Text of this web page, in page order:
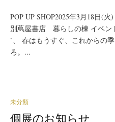
POP UP SHOP2025年3月18日(
別蔦屋書店 暮らしの棟 イベン
`、 春はもうすぐ、これからの
ろ。...
未分類
個展のお知らせ